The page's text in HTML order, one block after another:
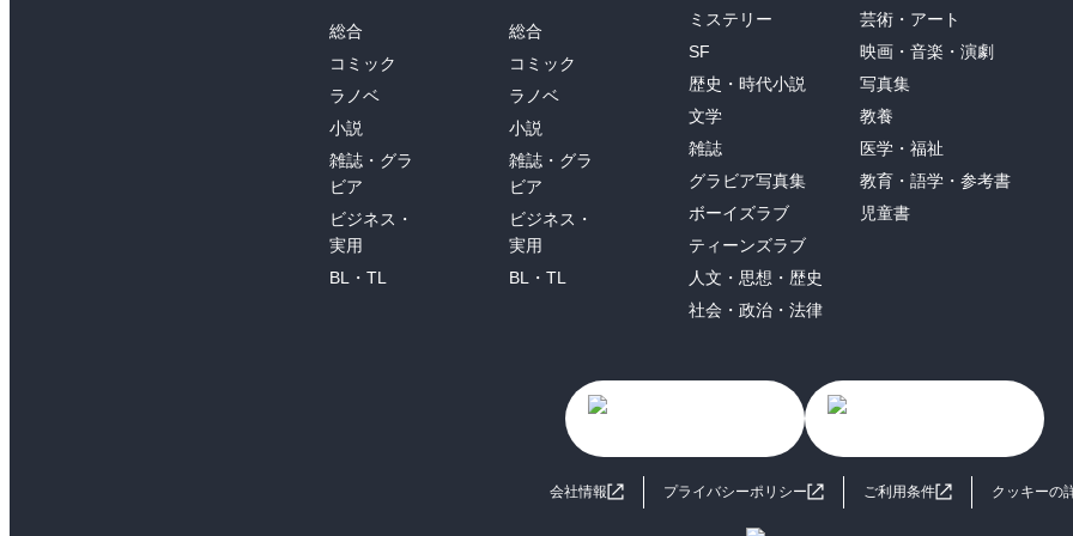
総合
コミック
ラノベ
小説
雑誌・グラ
ビア
ビジネス・
実用
BL・TL
総合
コミック
ラノベ
小説
雑誌・グラ
ビア
ビジネス・
実用
BL・TL
ミステリー
SF
歴史・時代小説
文学
雑誌
グラビア写真集
ボーイズラブ
ティーンズラブ
人文・思想・歴史
社会・政治・法律
芸術・アート
映画・音楽・演劇
写真集
教養
医学・福祉
教育・語学・参考書
児童書
会社情報 プライバシーポリシー ご利用条件 クッキーの